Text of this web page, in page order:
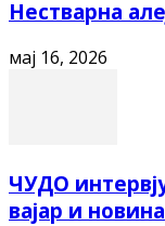
Нестварна
мај 16, 2026
ЧУДО
вајар и